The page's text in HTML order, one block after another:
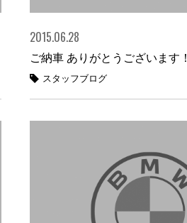
2015.06.28
ご納車 ありがとうございます！
スタッフブログ